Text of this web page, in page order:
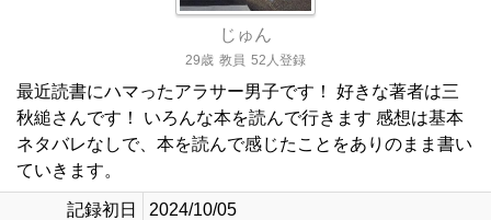
じゅん
29歳 教員 52人登録
最近読書にハマったアラサー男子です！ 好きな著者は三
秋縋さんです！ いろんな本を読んで行きます 感想は基本
ネタバレなしで、本を読んで感じたことをありのまま書い
ていきます。
記録初日
2024/10/05